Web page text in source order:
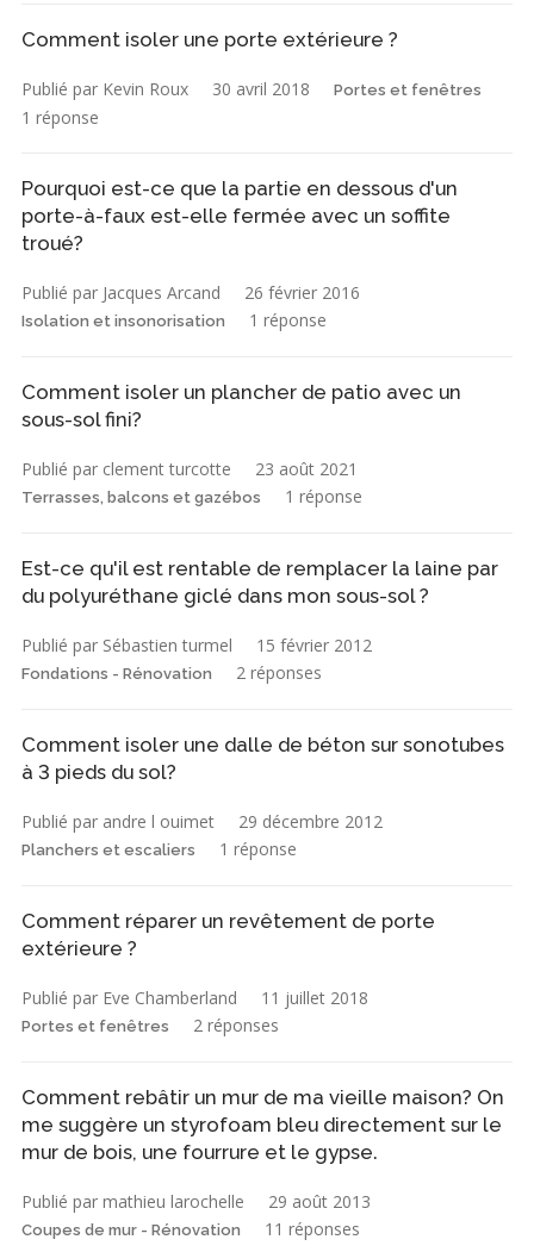
Comment isoler une porte extérieure ?
Publié par Kevin Roux 30 avril 2018 Portes et fenêtres
1 réponse
Pourquoi est-ce que la partie en dessous d'un
porte-à-faux est-elle fermée avec un soffite
troué?
Publié par Jacques Arcand 26 février 2016
Isolation et insonorisation 1 réponse
Comment isoler un plancher de patio avec un
sous-sol fini?
Publié par clement turcotte 23 août 2021
Terrasses, balcons et gazébos 1 réponse
Est-ce qu'il est rentable de remplacer la laine par
du polyuréthane giclé dans mon sous-sol ?
Publié par Sébastien turmel 15 février 2012
Fondations - Rénovation 2 réponses
Comment isoler une dalle de béton sur sonotubes
à 3 pieds du sol?
Publié par andre l ouimet 29 décembre 2012
Planchers et escaliers 1 réponse
Comment réparer un revêtement de porte
extérieure ?
Publié par Eve Chamberland 11 juillet 2018
Portes et fenêtres 2 réponses
Comment rebâtir un mur de ma vieille maison? On
me suggère un styrofoam bleu directement sur le
mur de bois, une fourrure et le gypse.
Publié par mathieu larochelle 29 août 2013
Coupes de mur - Rénovation 11 réponses